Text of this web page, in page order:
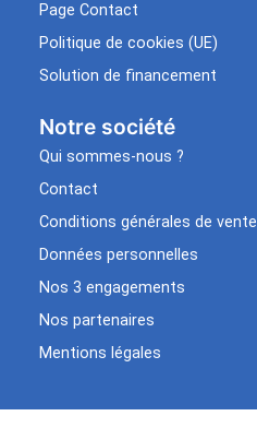
Page Contact
Politique de cookies (UE)
Solution de financement
Notre société
Qui sommes-nous ?
Contact
Conditions générales de vente
Données personnelles
Nos 3 engagements
Nos partenaires
Mentions légales